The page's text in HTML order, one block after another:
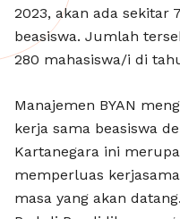
2023, akan ada sekitar
beasiswa. Jumlah
280 mahasiswa/i di
Manajemen BYAN
kerja sama beasiswa
Kartanegara ini
memperluas
masa yang akan